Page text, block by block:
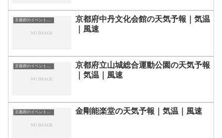
京都府のイベント会場一覧
京都府中丹文化会館の天気予報｜気温
｜風速
京都府のイベント会場一覧
京都府立山城総合運動公園の天気予報
｜気温｜風速
京都府のイベント会場一覧 金剛能楽堂の天気予報｜気温｜風速